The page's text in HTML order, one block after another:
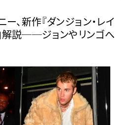
、新作『ダンジョン・レイ
解説──ジョンやリンゴへ